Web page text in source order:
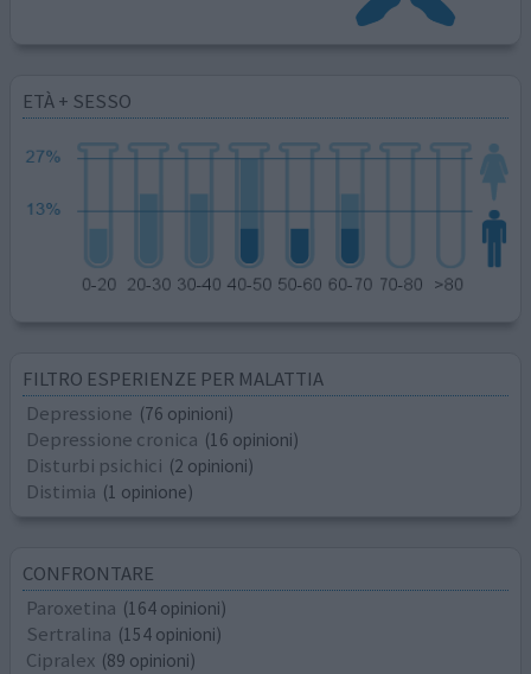
ETÀ + SESSO
FILTRO ESPERIENZE PER MALATTIA
Depressione (76 opinioni)
Depressione cronica (16 opinioni)
Disturbi psichici (2 opinioni)
Distimia (1 opinione)
CONFRONTARE
Paroxetina (164 opinioni)
Sertralina (154 opinioni)
Cipralex (89 opinioni)